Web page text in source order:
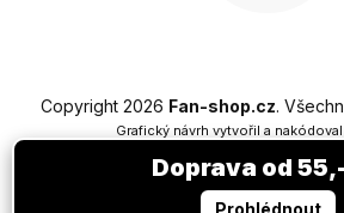
Vytvořil Shoptet
Copyright 2026 Fan-shop.cz.
Grafický návrh vytvořil a nakódoval
Doprava od
Prohlédnout